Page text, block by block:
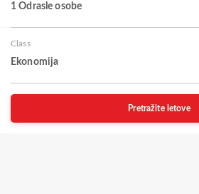
1 Odrasle osobe
Class
Ekonomija
Pretražite letove